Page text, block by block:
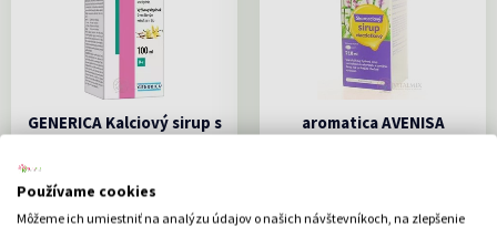
Používame cookies
Môžeme ich umiestniť na analýzu údajov o našich návštevníkoch, na zlepšenie
GENERICA Kalciový sirup s
Kalciový sirupsa odporúča na
pokrytie zvýšenej potreby...
aromatica AVENISA
sirup s obsahom extraktu...